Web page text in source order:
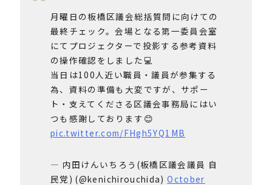
月曜日の板橋区議会総括質問に向けての
最終チェック。会場となる第一委員会室
にてプロジェクターで投影する参考資料
の操作確認をしました💻
当日は100人近い職員・議員が参集する
為、資料の準備も大変ですが、サポー
ト・支えてくださる区議会事務局にはい
つも感謝しております😊
pic.twitter.com/FHgh5YQ1MB
— 内田けんいちろう(板橋区議会議員 自
民党) (@kenichirouchida)October